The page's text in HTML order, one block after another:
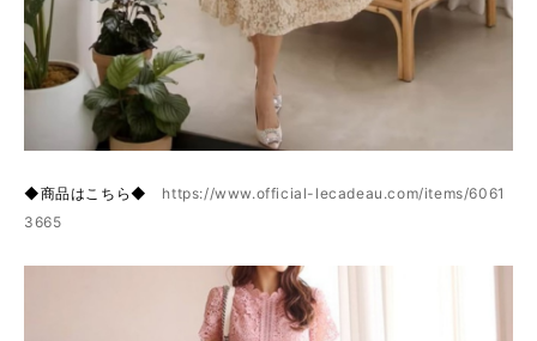
◆商品はこちら◆ https://www.official-lecadeau.com/items/6061
3665